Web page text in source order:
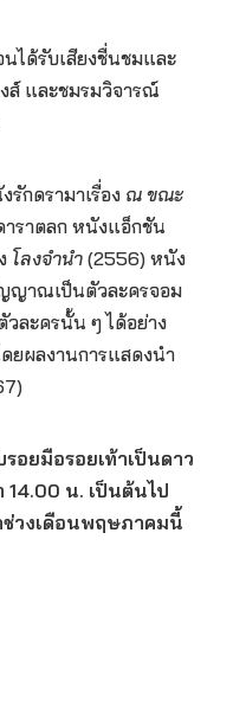
ได้รับเสียงชื่นชมและ
ส์ และชมรมวิจารณ์
กดรามาเรื่อง ณ ขณะ
าราตลก หนังแอ็กชัน
โลงจำนำ (2556) หนัง
ญาณเป็นตัวละครจอม
ละครนั้น ๆ ได้อย่าง
ยผลงานการแสดงนำ
อยมือรอยเท้าเป็นดาว
14.00 น. เป็นต้นไป
ช่วงเดือนพฤษภาคมนี้